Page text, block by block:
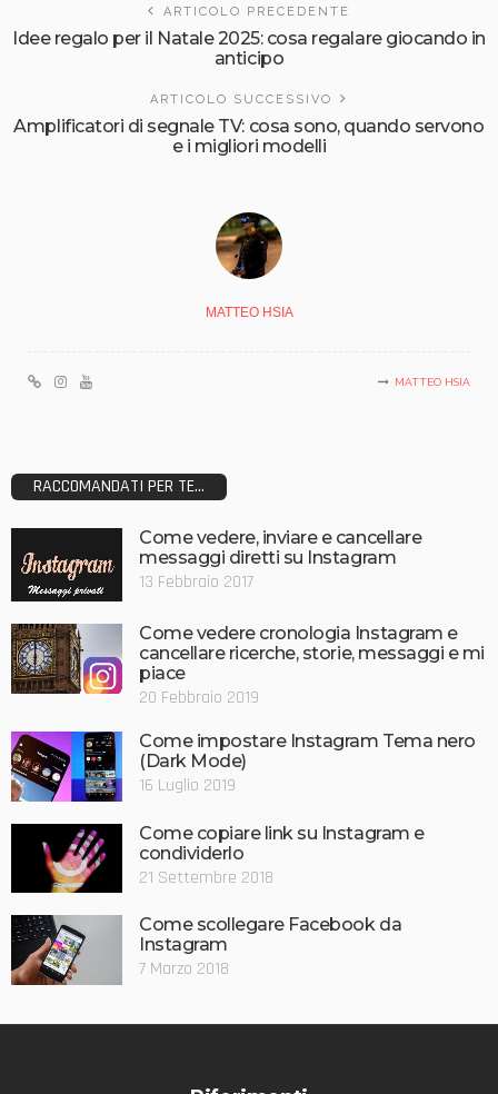
ARTICOLO PRECEDENTE
Idee regalo per il Natale 2025: cosa regalare giocando in
anticipo
ARTICOLO SUCCESSIVO
Amplificatori di segnale TV: cosa sono, quando servono
e i migliori modelli
MATTEO HSIA
MATTEO HSIA
RACCOMANDATI PER TE...
Come vedere, inviare e cancellare
messaggi diretti su Instagram
13 Febbraio 2017
Come vedere cronologia Instagram e
cancellare ricerche, storie, messaggi e mi
piace
20 Febbraio 2019
Come impostare Instagram Tema nero
(Dark Mode)
16 Luglio 2019
Come copiare link su Instagram e
condividerlo
21 Settembre 2018
Come scollegare Facebook da
Instagram
7 Marzo 2018